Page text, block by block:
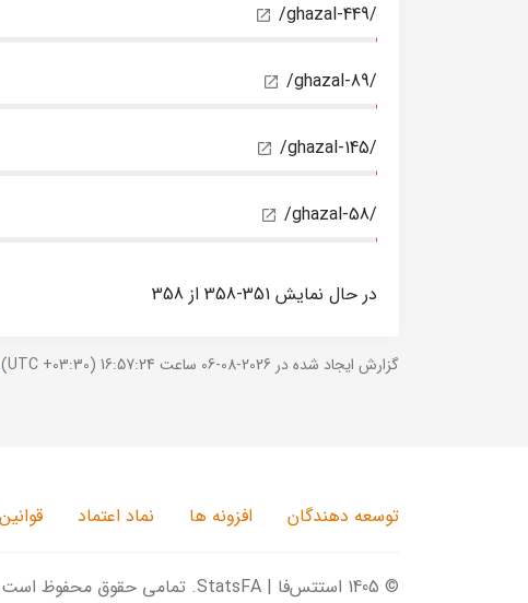
/ghazal-449/
/ghazal-89/
/ghazal-145/
/ghazal-58/
در حال نمایش 351-358 از 358
گزارش ایجاد شده در 2026-08-06 ساعت 16:57:24 (UTC +03:30).
توسعه دهندگان افزونه ها نماد اعتماد
© 1405 استتس‌فا | StatsFA. تمامی حقوق محفوظ است.